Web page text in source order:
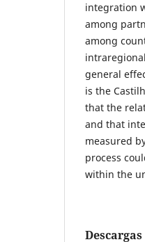
integration
among
among
general
is the
that the
and that
measured
process
within the
Descargas